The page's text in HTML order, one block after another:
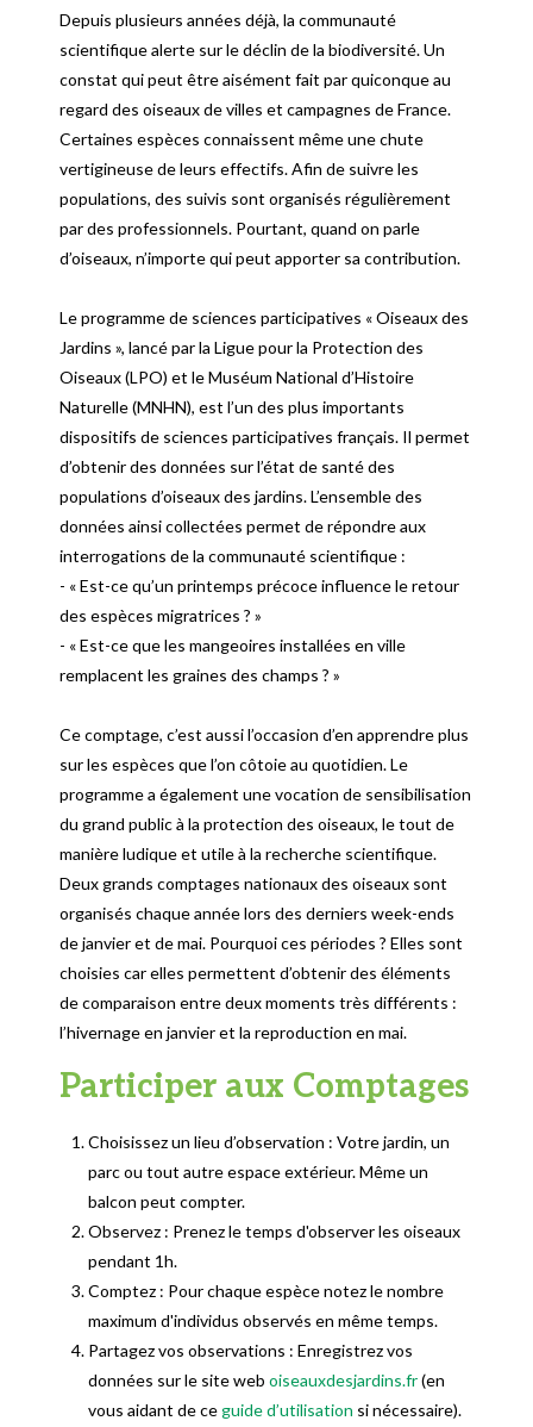
Depuis plusieurs années déjà, la communauté
scientifique alerte sur le déclin de la biodiversité. Un
constat qui peut être aisément fait par quiconque au
regard des oiseaux de villes et campagnes de France.
Certaines espèces connaissent même une chute
vertigineuse de leurs effectifs. Afin de suivre les
populations, des suivis sont organisés régulièrement
par des professionnels. Pourtant, quand on parle
d’oiseaux, n’importe qui peut apporter sa contribution.
Le programme de sciences participatives « Oiseaux des
Jardins », lancé par la Ligue pour la Protection des
Oiseaux (LPO) et le Muséum National d’Histoire
Naturelle (MNHN), est l’un des plus importants
dispositifs de sciences participatives français. Il permet
d’obtenir des données sur l’état de santé des
populations d’oiseaux des jardins. L’ensemble des
données ainsi collectées permet de répondre aux
interrogations de la communauté scientifique :
- « Est-ce qu’un printemps précoce influence le retour
des espèces migratrices ? »
- « Est-ce que les mangeoires installées en ville
remplacent les graines des champs ? »
Ce comptage, c’est aussi l’occasion d’en apprendre plus
sur les espèces que l’on côtoie au quotidien. Le
programme a également une vocation de sensibilisation
du grand public à la protection des oiseaux, le tout de
manière ludique et utile à la recherche scientifique.
Deux grands comptages nationaux des oiseaux sont
organisés chaque année lors des derniers week-ends
de janvier et de mai. Pourquoi ces périodes ? Elles sont
choisies car elles permettent d’obtenir des éléments
de comparaison entre deux moments très différents :
l’hivernage en janvier et la reproduction en mai.
Participer aux Comptages
Choisissez un lieu d’observation : Votre jardin, un
parc ou tout autre espace extérieur. Même un
balcon peut compter.
Observez : Prenez le temps d'observer les oiseaux
pendant 1h.
Comptez : Pour chaque espèce notez le nombre
maximum d'individus observés en même temps.
Partagez vos observations : Enregistrez vos
données sur le site web oiseauxdesjardins.fr(en
vous aidant de ceguide d’utilisation si nécessaire).